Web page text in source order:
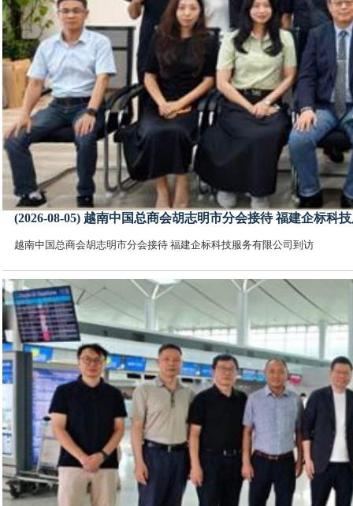
(2026-08-05) 越南中国总商会胡志明市分会接待 福建企标科
越南中国总商会胡志明市分会接待 福建企标科技服务有限公司到访